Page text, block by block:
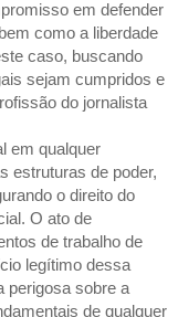
em defender
como a liberdade
caso, buscando
sejam cumpridos e
do jornalista
em qualquer
estruturas de poder,
o direito do
O ato de
de trabalho de
legítimo dessa
perigosa sobre a
de qualquer